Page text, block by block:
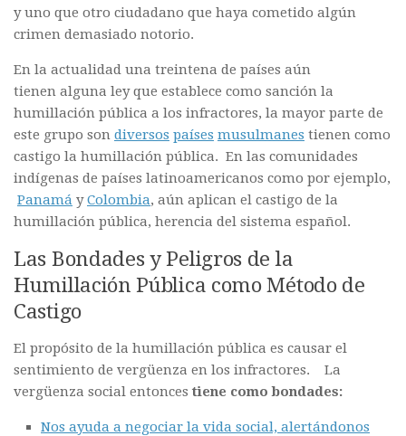
y uno que otro ciudadano que haya cometido algún
crimen demasiado notorio.
En la actualidad una treintena de países aún
tienen alguna ley que establece como sanción la
humillación pública a los infractores, la mayor parte de
este grupo son diversos países musulmanes tienen como
castigo la humillación pública. En las comunidades
indígenas de países latinoamericanos como por ejemplo,
Panamá yColombia, aún aplican el castigo de la
humillación pública, herencia del sistema español.
Las Bondades y Peligros de la
Humillación Pública como Método de
Castigo
El propósito de la humillación pública es causar el
sentimiento de vergüenza en los infractores. La
vergüenza social entonces tiene como bondades:
Nos ayuda a negociar la vida social, alertándonos